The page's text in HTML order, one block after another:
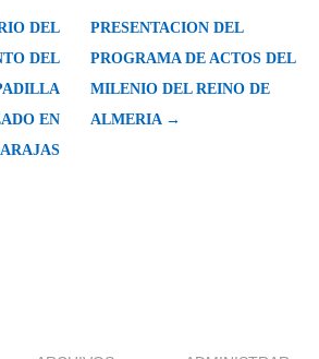
DEL
DEL
EN
PRESENTACION DEL
PROGRAMA DE ACTOS DEL
MILENIO DEL REINO DE
ALMERIA →